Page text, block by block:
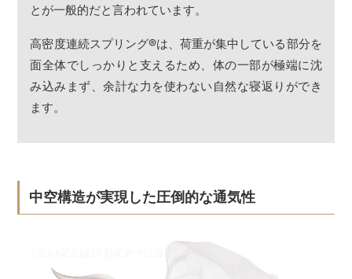
とが一般的だと言われています。
高密度連続スプリング®は、荷重が集中している部分を
面全体でしっかりと支えるため、体の一部が極端に沈
み込みまず、余計な力を使わない自然な寝返りができ
ます。
中空構造が実現した圧倒的な通気性